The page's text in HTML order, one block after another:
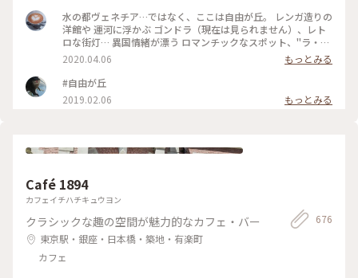
水の都ヴェネチア…ではなく、ここは自由が丘。 レンガ造りの
洋館や 運河に浮かぶ ゴンドラ（現在は見られません）、レト
ロな街灯… 異国情緒が漂う ロマンチックなスポット、"ラ・ヴ
ィータ" 夕暮れ時は、ライトアップがきれい☺️♡ 写真を撮るの
が楽しみな スポットでもあります。 近場ながら、今回 初めて
スマホでパシャリ😆 以前は、お気に入りの テニスショップが
ありましたが、店舗は 何代か変わり…今は、革製品のお店や
インテリア雑貨のお店などが 入っています。 #わたしの散歩道
2020.04.06
もっとみる
#自由が丘
2019.02.06
もっとみる
Café 1894
カフェイチハチキュウヨン
クラシックな趣の空間が魅力的なカフェ・バー
東京駅・銀座・日本橋・築地・有楽町
カフェ
676